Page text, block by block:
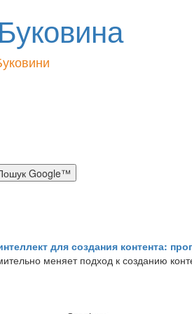
для создания контента:
меняет подход к созданию